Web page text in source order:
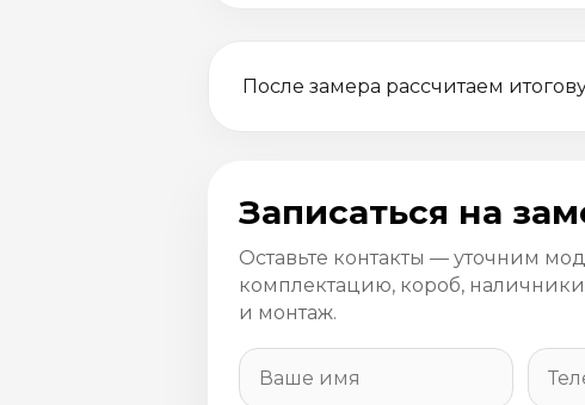
После замера рассчитаем
Записаться на
Оставьте контакты — уточним
комплектацию, короб,
и монтаж.